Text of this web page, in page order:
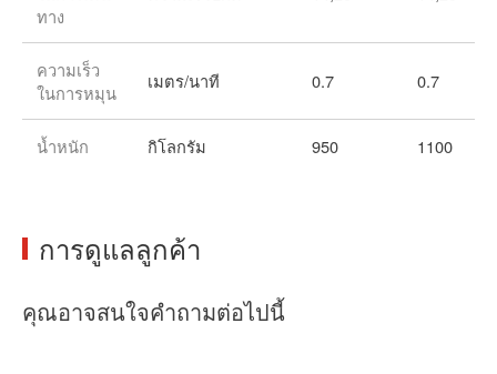
ทาง
ความเร็ว
ในการหมุน
เมตร/นาที 0.7 0.7
น้ำหนัก กิโลกรัม 950 1100
การดูแลลูกค้า
คุณอาจสนใจคำถามต่อไปนี้